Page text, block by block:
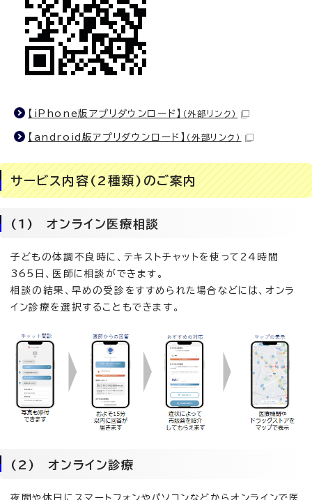
【iPhone版アプリダウンロード】 （外部リンク）
【android版アプリダウンロード】 （外部リンク）
サービス内容(2種類)のご案内
(1) オンライン医療相談
子どもの体調不良時に、テキストチャットを使って24時間
365日、医師に相談ができます。
相談の結果、早めの受診をすすめられた場合などには、オンラ
イン診療を選択することもできます。
(2) オンライン診療
夜間や休日にスマートフォンやパソコンなどからオンラインで医